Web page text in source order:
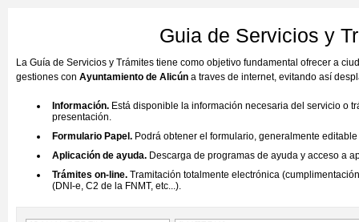
Guia de Servicios y
La Guía de Servicios y Trámites tiene como objetivo fundamental ofrecer a
gestiones con Ayuntamiento de Alicún a traves de internet, evitando así
Información. Está disponible la información necesaria del servicio o
presentación.
Formulario Papel. Podrá obtener el formulario, generalmente
Aplicación de ayuda. Descarga de programas de ayuda y acceso a
Trámites on-line. Tramitación totalmente electrónica
(DNI-e, C2 de la FNMT, etc...).